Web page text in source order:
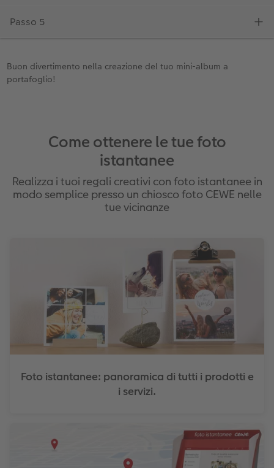
Buon divertimento nella creazione del tuo mini-album a
portafoglio!
Come ottenere le tue foto
istantanee
Realizza i tuoi regali creativi con foto istantanee in
modo semplice presso un chiosco foto CEWE nelle
tue vicinanze
Foto istantanee: panoramica di tutti i prodotti e
i servizi.